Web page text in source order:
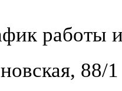
работы
88/